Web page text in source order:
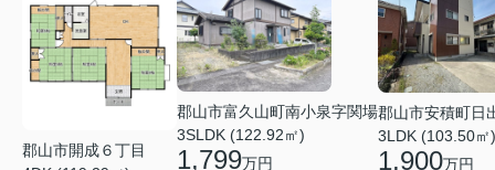
郡山市開成６丁目
郡山市富久山町南小泉字関場
3SLDK (122.92㎡)
1,799万円
郡山市安積町日
3LDK (103.50㎡)
1,900万円